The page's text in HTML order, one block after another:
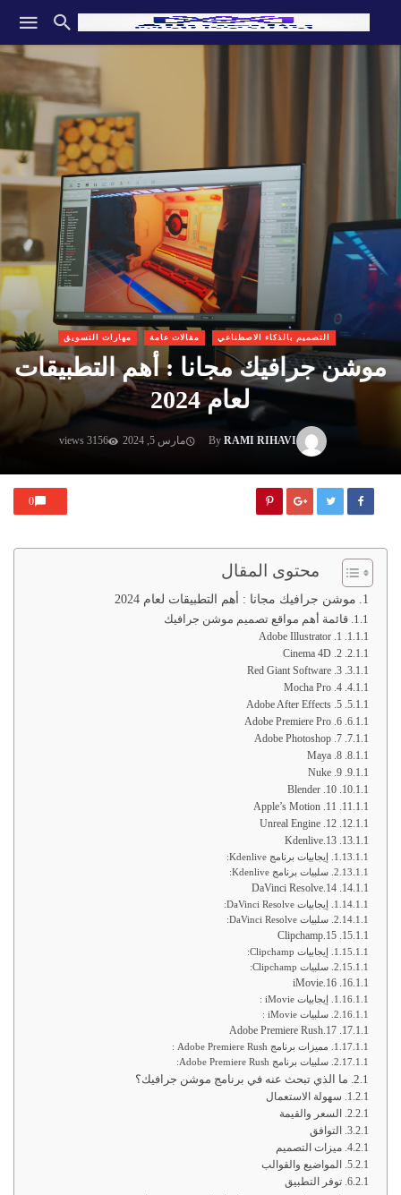
التصميم بالذكاء الاصطناعي مقالات عامة مهارات التسويق
موشن جرافيك مجانا : أهم التطبيقات
لعام 2024
By RAMI RIHAVI مارس 5, 2024 3156 views
0
محتوى المقال
موشن جرافيك مجانا : أهم التطبيقات لعام 2024
قائمة أهم مواقع تصميم موشن جرافيك
1. Adobe Illustrator
2. Cinema 4D
3. Red Giant Software
4. Mocha Pro
5. Adobe After Effects
6. Adobe Premiere Pro
7. Adobe Photoshop
8. Maya
9. Nuke
10. Blender
11. Apple’s Motion
12. Unreal Engine
13.Kdenlive
إيجابيات برنامج Kdenlive:
سلبيات برنامج Kdenlive:
14.DaVinci Resolve
إيجابيات DaVinci Resolve:
سلبيات DaVinci Resolve:
15.Clipchamp
إيجابيات Clipchamp:
سلبيات Clipchamp:
16.iMovie
إيجابيات iMovie :
سلبيات iMovie :
17.Adobe Premiere Rush
مميزات برنامج Adobe Premiere Rush :
سلبيات برنامج Adobe Premiere Rush:
ما الذي تبحث عنه في برنامج موشن جرافيك؟
سهولة الاستعمال
السعر والقيمة
التوافق
ميزات التصميم
المواضيع والقوالب
توفر التطبيق